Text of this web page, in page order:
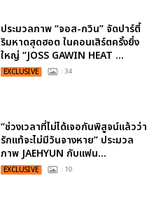
ประมวลภาพ “จอส-กวิน” จัดปาร์ตี้
ริมหาดสุดฮอต ในคอนเสิร์ตครั้งยิ่ง
ใหญ่ “JOSS GAWIN HEAT ...
EXCLUSIVE : 34
“ช่วงเวลาที่ไม่ได้เจอกันพิสูจน์แล้วว่า
รักแท้จะไม่มีวันจางหาย” ประมวล
ภาพ JAEHYUN กับแฟน...
EXCLUSIVE : 10